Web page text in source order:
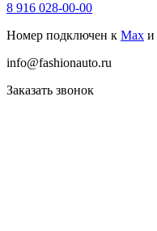
8 916 028-00-00
Номер подключен к Max и
info@fashionauto.ru
Заказать звонок